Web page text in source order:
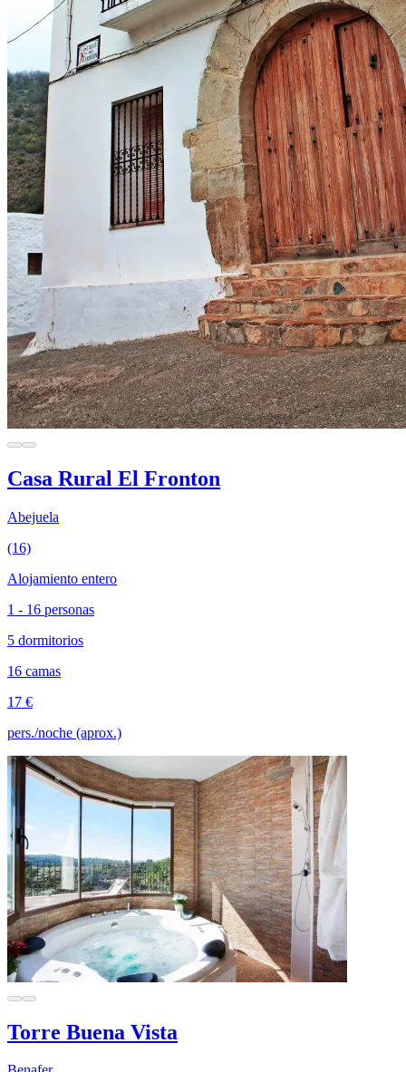
Casa Rural El Fronton
Abejuela
(16)
Alojamiento entero
1 - 16 personas
5 dormitorios
16 camas
17 €
pers./noche (aprox.)
Torre Buena Vista